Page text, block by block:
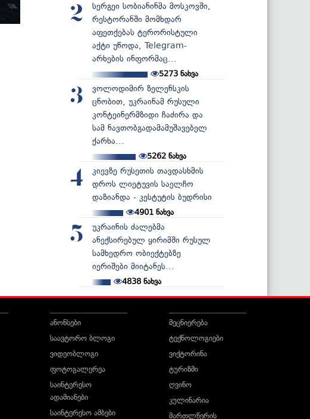
2
სერგეი სობიანინმა მოსკოვში,
რესტორანში მომხდარ
აფეთქებას ტერორისტული
აქტი უწოდა, Telegram-
არხების ინფორმაც...
5273 ნახვა
3
ვოლოდიმირ ზელენსკის
ცნობით, უკრაინამ რუსული
კონტეინერმზიდი ჩაძირა და
სამ ნავთობგადამამუშავებელ
ქარხა...
5262ნახვა
4
კიევზე რუსეთის თავდასხმის
დროს ლიეტუვის საელჩო
დაზიანდა - კესტუტის ბუდრისი
4901ნახვა
5
უკრაინის ძალებმა
ანექსირებულ ყირიმში რუსულ
სამხედრო ობიექტებზე
იერიშები მიიტანეს...
4838 ნახვა
ანონსები
საავტორო ბლოგი
ვიდეობლოგი
ფოტოგალერეა
საინტერესო
ადამიანები
საინტერესო ამბები
მეცნიერება
ტექნოლოგიები
ვიქტორინა
ტურიზმი
ღვინო
კულინარია
მართლწერის